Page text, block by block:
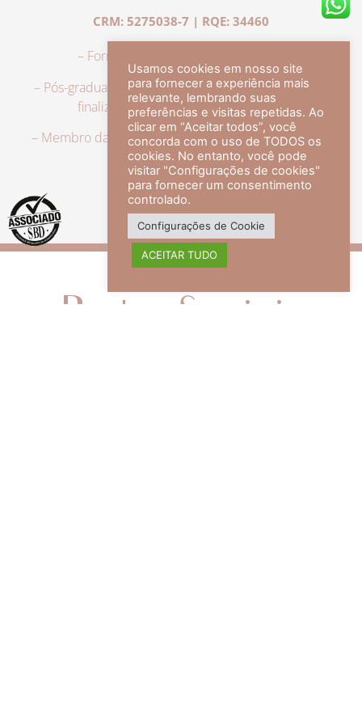
CRM: 5275038-7 | RQE: 34460
– Formação em Medicina pela UFRJ.
– Pós-graduação em Dermatologia pela UFRJ, tendo
finalizado a especialização em 2007.
– Membro da Sociedade Brasileira de Dermatologia,
com título de especialista.
veja mais +
Redes Sociais
Usamos cookies em nosso site
para fornecer a experiência mais
relevante, lembrando suas
preferências e visitas repetidas. Ao
clicar em “Aceitar todos”, você
concorda com o uso de TODOS os
cookies. No entanto, você pode
visitar "Configurações de cookies"
para fornecer um consentimento
controlado.
Configurações de Cookie
ACEITAR TUDO